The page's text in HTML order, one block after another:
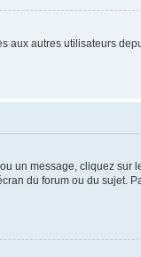
autres utilisateurs
un message, cliquez sur
du forum ou du sujet.